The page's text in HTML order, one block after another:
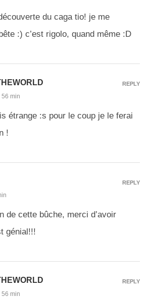
du caga tio! je me
:) c’est rigolo, quand même :D
56 min
étrange :s pour le coup je le ferai
!
REPLY
de cette bûche, merci d’avoir
génial!!!
REPLY
56 min
REPLY